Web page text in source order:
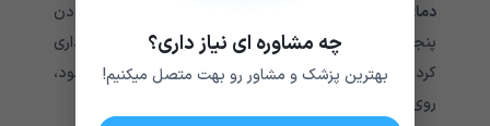
دمای اتاق خواب خود را در شب تنظیم کنید.
از بسته بودن
پنجره ها اطمینان حاصل کنید، از تهویه مطبوع خودداری
کرده و برای داشتن هوای با کیفیت بهتر در اتاق خواب خود،
روی یک دستگاه تصفیه هوا سرمایه گذاری کنید.
چه مشاوره ای نیاز داری؟
بهترین پزشک و مشاور رو بهت متصل میکنیم!